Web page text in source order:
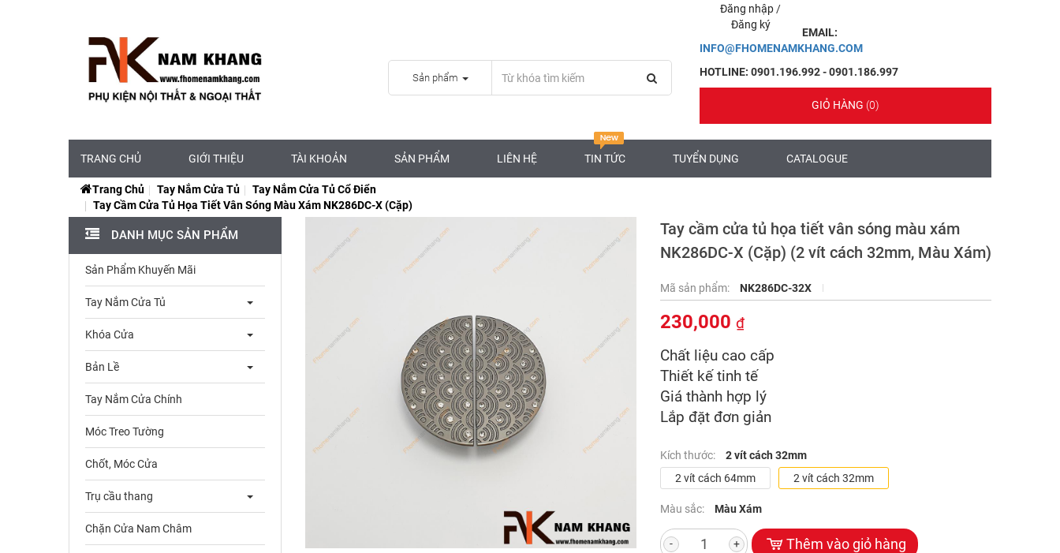
Sản phẩm
Đăng nhập /
Đăng ký
EMAIL:
INFO@FHOMENAMKHANG.COM
HOTLINE: 0901.196.992 - 0901.186.997
GIỎ HÀNG (0)
TRANG CHỦ GIỚI THIỆU TÀI KHOẢN SẢN PHẨM LIÊN HỆ TIN TỨC TUYỂN DỤNG CATALOGUE
Trang Chủ Tay Nắm Cửa Tủ
Tay Nắm Cửa Tủ Cổ Điển
Tay Cầm Cửa Tủ Họa Tiết Vân Sóng Màu Xám NK286DC-X (Cặp)
DANH MỤC SẢN PHẨM
Sản Phẩm Khuyến Mãi
Tay Nắm Cửa Tủ
Khóa Cửa
Bản Lề
Tay Nắm Cửa Chính
Móc Treo Tường
Chốt, Móc Cửa
Trụ cầu thang
Chặn Cửa Nam Châm
Tay cầm cửa tủ họa tiết vân sóng màu xám
NK286DC-X (Cặp) (2 vít cách 32mm, Màu Xám)
Mã sản phẩm: NK286DC-32X
230,000 ₫
Chất liệu cao cấp
Thiết kế tinh tế
Giá thành hợp lý
Lắp đặt đơn giản
Kích thước:
2 vít cách 32mm
2 vít cách 64mm
2 vít cách 32mm
Màu sắc: Màu Xám
- + Thêm vào giỏ hàng